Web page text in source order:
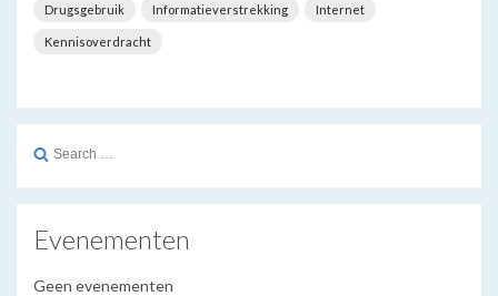
Drugsgebruik Informatieverstrekking Internet
Kennisoverdracht
Search
Evenementen
Geen evenementen